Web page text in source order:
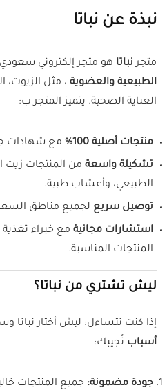
نبذة عن نباتا
متجرنباتا هو متجر إلكتروني
الطبيعية والعضوية ، مثل
العناية الصحية. يتميز المتجر ب:
منتجات أصلية 100% مع شهادات
تشكيلة واسعة من المنتجات زيت
الطبيعي، وأعشاب طبية.
توصيل سريع لجميع مناطق السعودية
استشارات مجانية مع خبراء
المنتجات المناسبة.
ليش تشتري من نباتا؟
إذا كنت تتساءل: ليش أختار نباتا
أسباب تُجيبك:
جودة مضمونة: جميع المنتجات